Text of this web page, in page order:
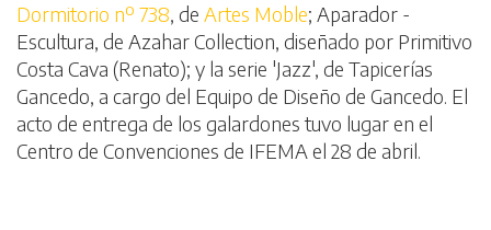
Dormitorio nº 738, de Artes Moble; Aparador -
Escultura, de Azahar Collection, diseñado por Primitivo
Costa Cava (Renato); y la serie 'Jazz', de Tapicerías
Gancedo, a cargo del Equipo de Diseño de Gancedo. El
acto de entrega de los galardones tuvo lugar en el
Centro de Convenciones de IFEMA el 28 de abril.